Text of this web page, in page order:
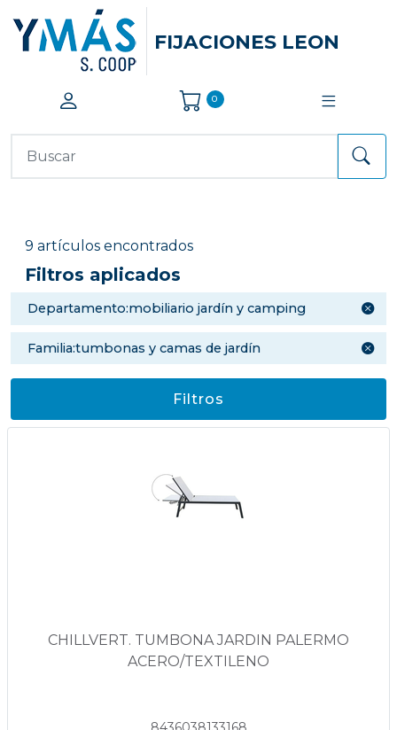
FIJACIONES LEON
0
9 artículos encontrados
Filtros aplicados
departamento:mobiliario jardín y camping
familia:tumbonas y camas de jardín
Filtros
CHILLVERT. TUMBONA JARDIN PALERMO
ACERO/TEXTILENO